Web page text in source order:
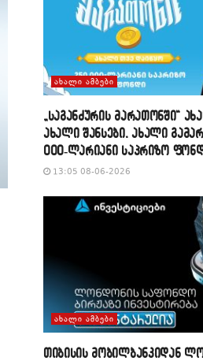
ᲐᲮᲐᲚᲘ ᲐᲛᲑᲔᲑᲘ
„საგანძურის მარათონში“
ახალი შანსები, ახალი
000-ლარიანი საპრიზო
13:05 08-06-2026
ᲐᲮᲐᲚᲘ ᲐᲛᲑᲔᲑᲘ
თიბისის მობილბანკიდან